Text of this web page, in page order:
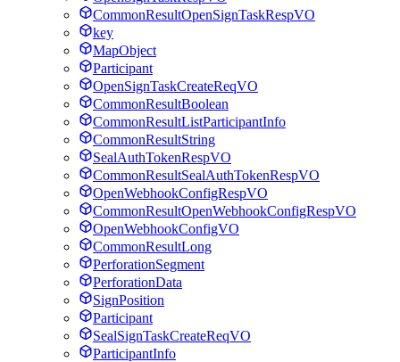
CommonResultOpenSignTaskRespVO
key
MapObject
Participant
OpenSignTaskCreateReqVO
CommonResultBoolean
CommonResultListParticipantInfo
CommonResultString
SealAuthTokenRespVO
CommonResultSealAuthTokenRespVO
OpenWebhookConfigRespVO
CommonResultOpenWebhookConfigRespVO
OpenWebhookConfigVO
CommonResultLong
PerforationSegment
PerforationData
SignPosition
Participant
SealSignTaskCreateReqVO
ParticipantInfo